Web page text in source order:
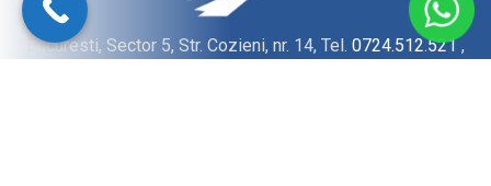
Bucuresti, Sector 5, Str. Cozieni, nr. 14, Tel. 0724.512.521,